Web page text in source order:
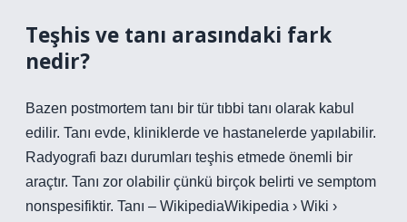
Teşhis ve tanı arasındaki fark
nedir?
Bazen postmortem tanı bir tür tıbbi tanı olarak kabul
edilir. Tanı evde, kliniklerde ve hastanelerde yapılabilir.
Radyografi bazı durumları teşhis etmede önemli bir
araçtır. Tanı zor olabilir çünkü birçok belirti ve semptom
nonspesifiktir. Tanı – WikipediaWikipedia › Wiki ›